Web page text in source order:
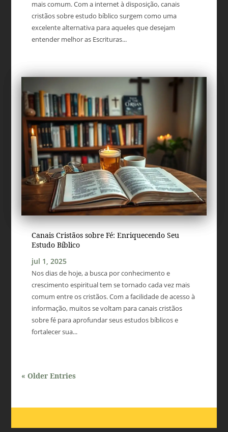
mais comum. Com a internet à disposição, canais
cristãos sobre estudo bíblico surgem como uma
excelente alternativa para aqueles que desejam
entender melhor as Escrituras...
Canais Cristãos sobre Fé: Enriquecendo Seu
Estudo Bíblico
jul 1, 2025
Nos dias de hoje, a busca por conhecimento e
crescimento espiritual tem se tornado cada vez mais
comum entre os cristãos. Com a facilidade de acesso à
informação, muitos se voltam para canais cristãos
sobre fé para aprofundar seus estudos bíblicos e
fortalecer sua...
« Older Entries